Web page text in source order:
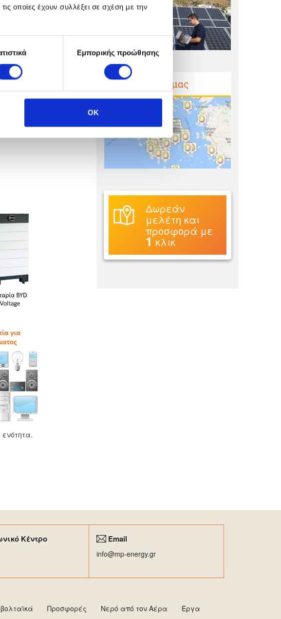
οποίες έχουν συλλέξει σε σχέση με την
Εμπορικής προώθησης
OK
ενότητα.
Έργα μας
Δωρεάν
μελέτη και
προσφορά με
1κλικ
Κέντρο Email
info@mp-energy.gr
Προσφορές Νερό από τον Αέρα Έργα